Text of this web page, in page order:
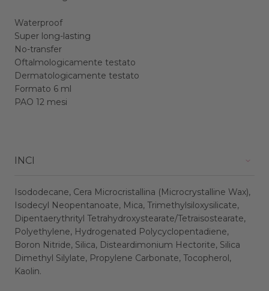
Waterproof
Super long-lasting
No-transfer
Oftalmologicamente testato
Dermatologicamente testato
Formato 6 ml
PAO 12 mesi
INCI
Isododecane, Cera Microcristallina (Microcrystalline Wax),
Isodecyl Neopentanoate, Mica, Trimethylsiloxysilicate,
Dipentaerythrityl Tetrahydroxystearate/Tetraisostearate,
Polyethylene, Hydrogenated Polycyclopentadiene,
Boron Nitride, Silica, Disteardimonium Hectorite, Silica
Dimethyl Silylate, Propylene Carbonate, Tocopherol,
Kaolin.